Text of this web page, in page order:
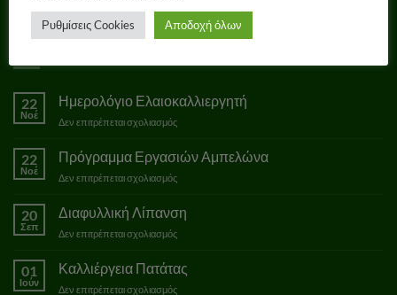
22
Νοέ
Ημερολόγιο Ελαιοκαλλιεργητή
Δεν επιτρέπεται σχολιασμόςστο
Ελαιοκαλλιεργητή
22
Νοέ
Πρόγραμμα Εργασιών Αμπελώνα
Δεν επιτρέπεται σχολιασμόςστο
Αμπελώνα
20
Σεπ
Διαφυλλική Λίπανση
Δεν επιτρέπεται σχολιασμόςστο
01
Ιούν
Καλλιέργεια Πατάτας
Δεν επιτρέπεται σχολιασμόςστο
Ρυθμίσεις Cookies Αποδοχή όλων